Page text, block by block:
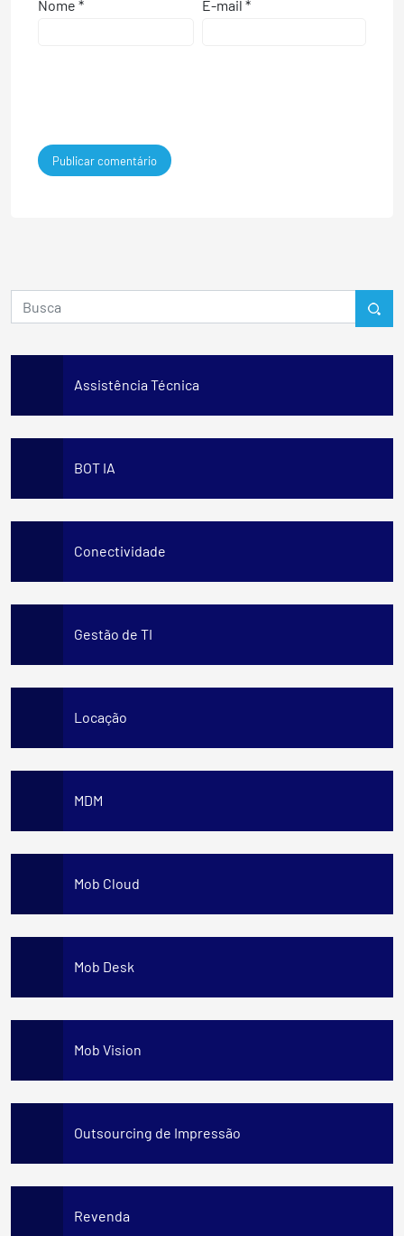
Nome * E-mail *
Assistência Técnica
BOT IA
Conectividade
Gestão de TI
Locação
MDM
Mob Cloud
Mob Desk
Mob Vision
Outsourcing de Impressão
Revenda